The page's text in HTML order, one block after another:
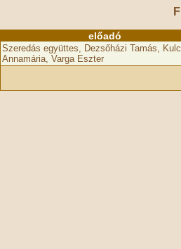
előadó
Szeredás együttes, Dezsőházi Tamás,
Annamária, Varga Eszter